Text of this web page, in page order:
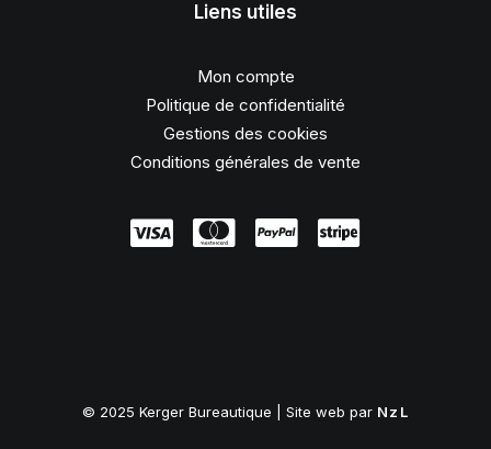
Liens utiles
Mon compte
Politique de confidentialité
Gestions des cookies
Conditions générales de vente
© 2025 Kerger Bureautique | Site web par NzL